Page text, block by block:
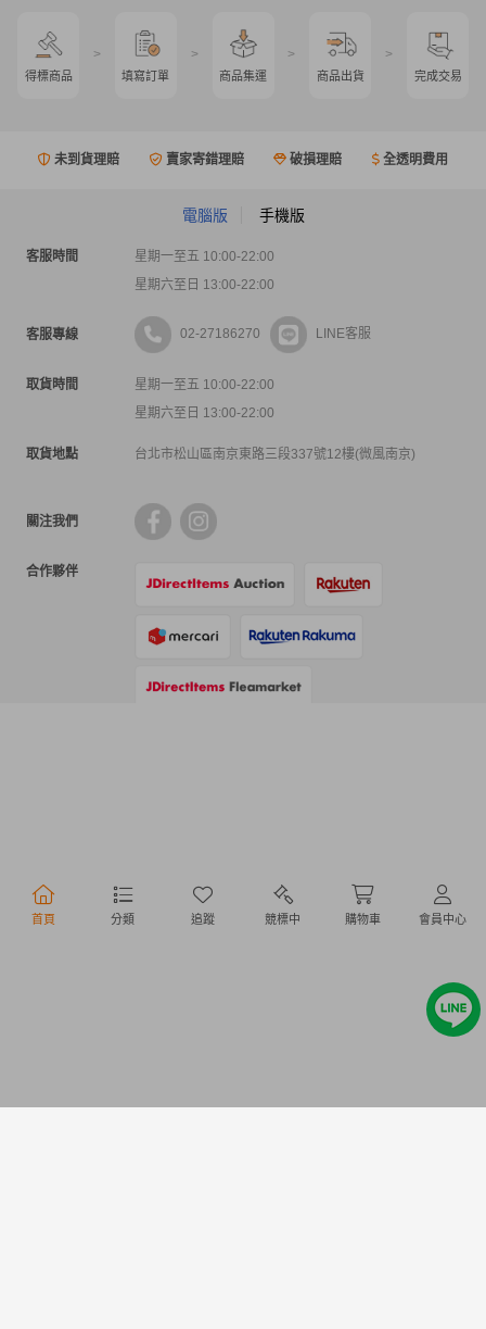
首頁 分類 追蹤 競標中 購物車 會員中心
得標商品
>
填寫訂單
>
商品集運
>
商品出貨
>
完成交易
未到貨理賠 賣家寄錯理賠 破損理賠 全透明費用
電腦版 手機版
客服時間
星期一至五 10:00-22:00
星期六至日 13:00-22:00
客服專線 02-27186270 LINE客服
取貨時間
星期一至五 10:00-22:00
星期六至日 13:00-22:00
取貨地點 台北市松山區南京東路三段337號12樓(微風南京)
關注我們
合作夥伴
行動購物